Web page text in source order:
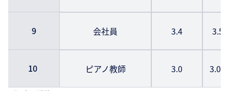
9 会社員 3.4 3.5
10 ピアノ教師 3.0 3.0